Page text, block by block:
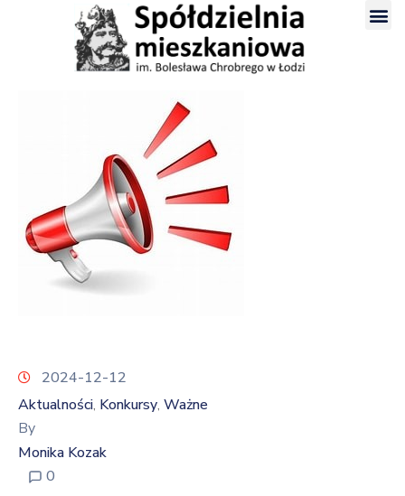
2024-12-12
Aktualności‚ Konkursy‚ Ważne
By
Monika Kozak
0